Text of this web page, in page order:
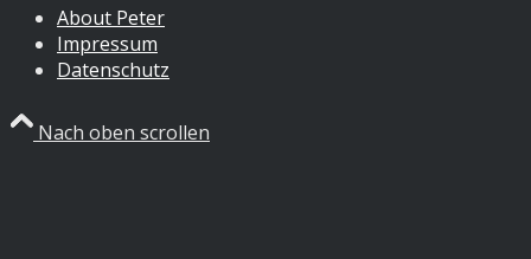
About Peter
Impressum
Datenschutz
Nach oben scrollen